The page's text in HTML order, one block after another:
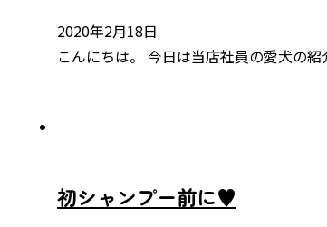
2020年2月18日
こんにちは。 今日は当店社員の愛犬の
初シャンプー前に♥